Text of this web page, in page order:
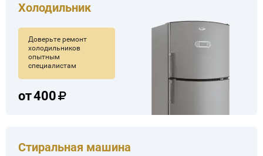
Холодильник
Доверьте ремонт
холодильников
опытным
специалистам
от400
Стиральная машина